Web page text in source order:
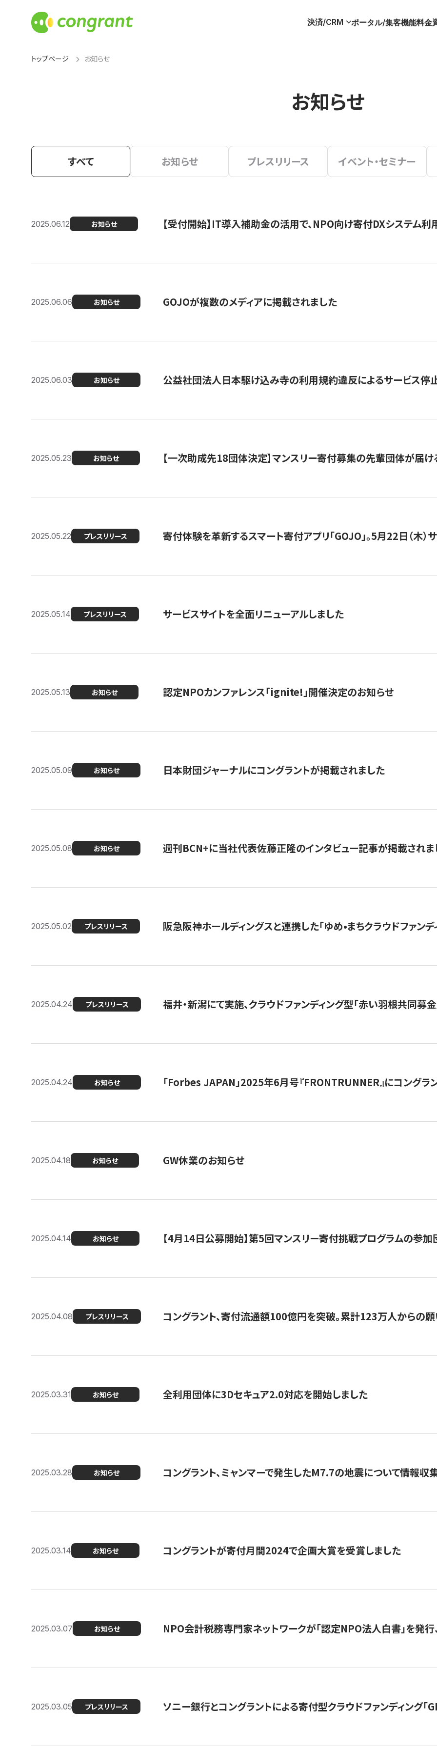
決済/CRM ポータル/集客機能料金
トップページ お知らせ
お知らせ
すべて お知らせ プレスリリース イベント・セミナー
2025.06.12 お知らせ 【受付開始】IT導入補助金の活用で、NPO向け寄付DXシステム
2025.06.06 お知らせ GOJOが複数のメディアに掲載されました
2025.06.03 お知らせ 公益社団法人日本駆け込み寺の利用規約違反によるサービス停
2025.05.23 お知らせ 【一次助成先18団体決定】マンスリー寄付募集の先輩団体が届
2025.05.22 プレスリリース 寄付体験を革新するスマート寄付アプリ「GOJO」。5月22日（木）
2025.05.14 プレスリリース サービスサイトを全面リニューアルしました
2025.05.13 お知らせ 認定NPOカンファレンス「ignite!」開催決定のお知らせ
2025.05.09 お知らせ 日本財団ジャーナルにコングラントが掲載されました
2025.05.08 お知らせ 週刊BCN+に当社代表佐藤正隆のインタビュー記事が掲載されま
2025.05.02 プレスリリース 阪急阪神ホールディングスと連携した「ゆめ•まちクラウドファン
2025.04.24 プレスリリース 福井・新潟にて実施、クラウドファンディング型「赤い羽根共同
2025.04.24 お知らせ 「Forbes JAPAN」2025年6月号『FRONTRUNNER』にコングラ
2025.04.18 お知らせ GW休業のお知らせ
2025.04.14 お知らせ 【4月14日公募開始】第5回マンスリー寄付挑戦プログラムの参
2025.04.08 プレスリリース コングラント、寄付流通額100億円を突破。累計123万人からの
2025.03.31 お知らせ 全利用団体に3Dセキュア2.0対応を開始しました
2025.03.28 お知らせ コングラント、ミャンマーで発生したM7.7の地震について情報収
2025.03.14 お知らせ コングラントが寄付月間2024で企画大賞を受賞しました
2025.03.07 お知らせ NPO会計税務専門家ネットワークが「認定NPO法人白書」を発
2025.03.05 プレスリリース ソニー銀行とコングラントによる寄付型クラウドファンディング